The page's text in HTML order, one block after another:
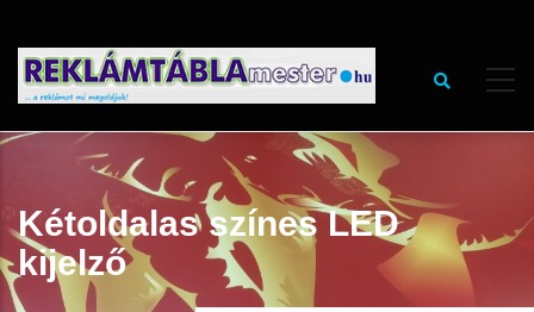
tartalomra
Kétoldalas színes LED
kijelző